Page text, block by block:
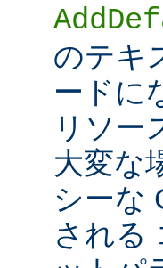
のテキ
ードに
リソー
大変な
シーな
される